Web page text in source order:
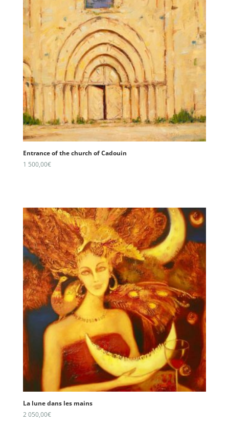
Entrance of the church of Cadouin
1 500,00€
La lune dans les mains
2 050,00€